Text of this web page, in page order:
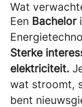
Wat
Een Bachelor
Sterke
elektriciteit.
wat stroomt,
bent